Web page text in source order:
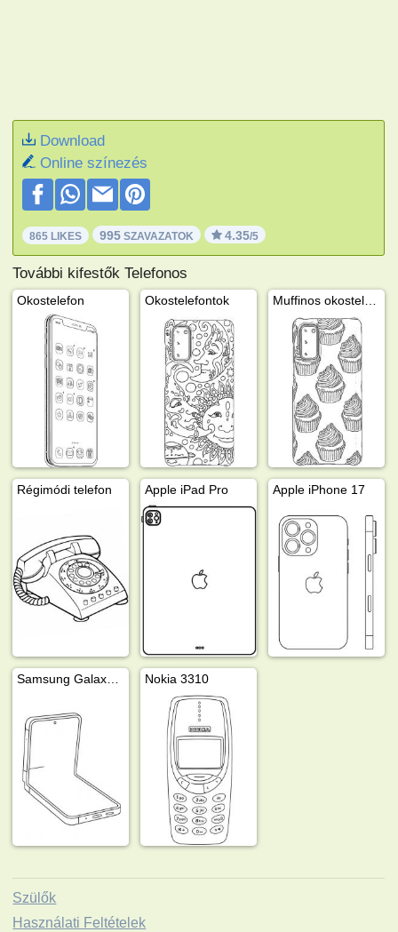
Download
Online színezés
865 LIKES 995 SZAVAZATOK 4.35/5
További kifestők Telefonos
Okostelefon Okostelefontok
Régimódi telefon Apple iPad Pro Apple iPhone 17
Nokia 3310
Szülők
Használati Feltételek